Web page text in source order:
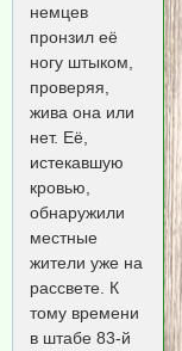
немцев
пронзил её
ногу штыком,
проверяя,
жива она или
нет. Её,
истекавшую
кровью,
обнаружили
местные
жители уже на
рассвете. К
тому времени
в штабе 83-й